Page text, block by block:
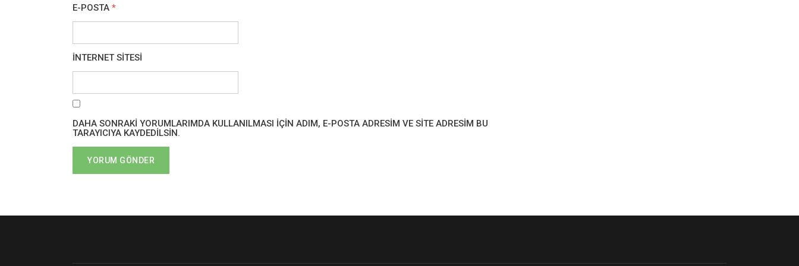
E-POSTA *
İNTERNET SITESI
DAHA SONRAKI YORUMLARIMDA KULLANILMASI IÇIN ADIM, E-POSTA ADRESIM VE SITE ADRESIM BU
TARAYICIYA KAYDEDILSIN.